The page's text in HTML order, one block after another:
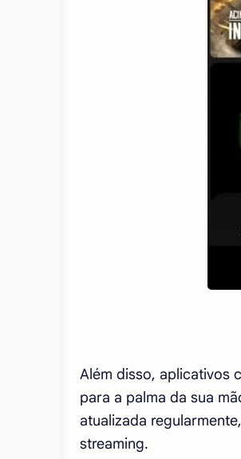
Além disso, aplicativos
para a palma da sua
atualizada
streaming.